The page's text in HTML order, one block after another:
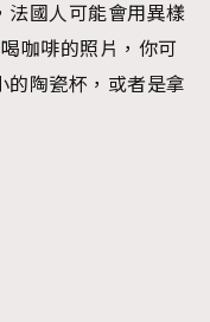
法國人可能會用異樣
咖啡的照片，你可
的陶瓷杯，或者是拿